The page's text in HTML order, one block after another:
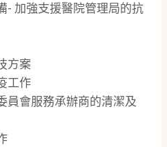
- 加強支援醫院管理局的抗
方案
工作
員會服務承辦商的清潔及